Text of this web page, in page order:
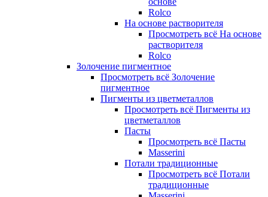
Rolco
На основе растворителя
Просмотреть всё На основе
растворителя
Rolco
Золочение пигментное
Просмотреть всё Золочение
пигментное
Пигменты из цветметаллов
Просмотреть всё Пигменты из
цветметаллов
Пасты
Просмотреть всё Пасты
Masserini
Потали традиционные
Просмотреть всё Потали
традиционные